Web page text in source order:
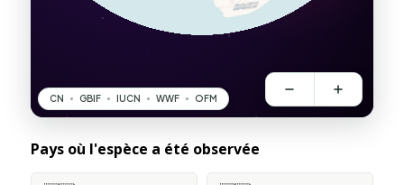
Pays où l'espèce a été observée